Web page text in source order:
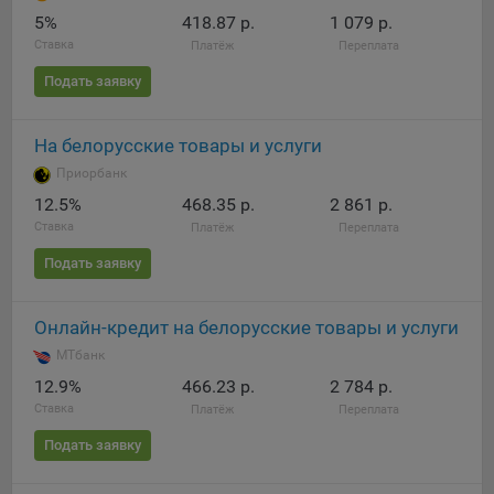
При этом, некоторые браузеры позволяют посещать
интернет-сайты в режиме «Инкогнито», чтобы ограничить
хранимый на компьютере объем информации и
сохраненные файлов cookie выбрав соответствующую
опцию в истории браузера.
Подробнее о параметрах управления можно ознакомиться,
перейдя по внешним ссылкам, ведущим на
соответствующие страницы сайтов основных браузеров:
Chrome
Safari
Microsoft Edge
5%
Ставка
418.87 р.
Платёж
1 079 р.
Переплата
Подать заявку
На белорусские товары и услуги
Приорбанк
12.5%
Ставка
468.35 р.
Платёж
2 861 р.
Переплата
Подать заявку
Онлайн-кредит на белорусские товары и услуги
МТбанк
12.9%
Ставка
466.23 р.
Платёж
2 784 р.
Переплата
Подать заявку